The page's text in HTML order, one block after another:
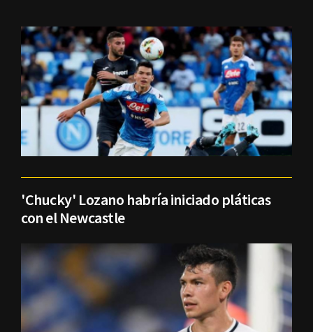
'Chucky' Lozano habría iniciado pláticas
con el Newcastle